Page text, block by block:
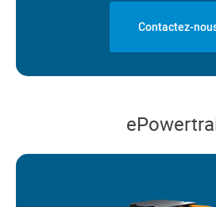
Contactez-